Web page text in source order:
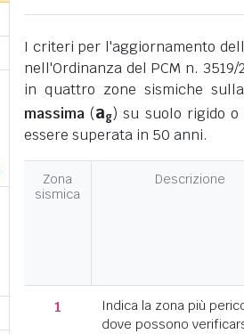
I criteri per l'aggiornamento
nell'Ordinanza del PCM n.
in quattro zone sismiche
massima (ag) su suolo rigido
essere superata in 50 anni.
Zona
sismica
Descrizione
1
Indica la zona più
dove possono